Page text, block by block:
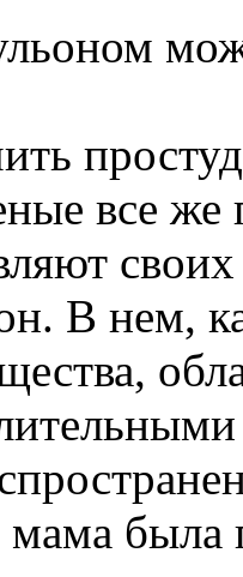
все
В нем,
была